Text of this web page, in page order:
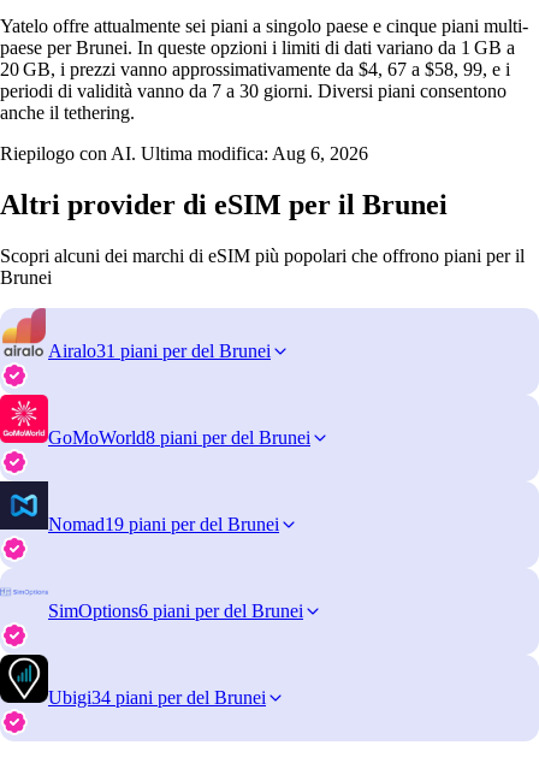
Yatelo offre attualmente sei piani a singolo paese e cinque piani multi-
paese per Brunei. In queste opzioni i limiti di dati variano da 1 GB a
20 GB, i prezzi vanno approssimativamente da $4, 67 a $58, 99, e i
periodi di validità vanno da 7 a 30 giorni. Diversi piani consentono
anche il tethering.
Riepilogo con AI. Ultima modifica: Aug 6, 2026
Altri provider di eSIM per il Brunei
Scopri alcuni dei marchi di eSIM più popolari che offrono piani per il
Brunei
Airalo31 piani per del Brunei
GoMoWorld8 piani per del Brunei
Nomad19 piani per del Brunei
SimOptions6 piani per del Brunei
Ubigi34 piani per del Brunei